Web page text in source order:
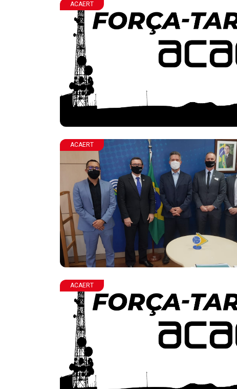
ACAERT
ACAERT
ACAERT